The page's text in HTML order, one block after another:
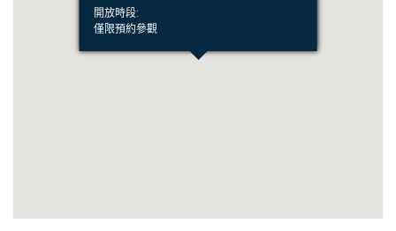
開放時段:
僅限預約參觀